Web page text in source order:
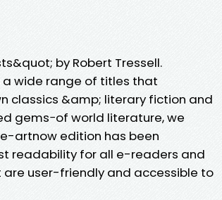
by Robert Tressell.
wide range of titles that
classics &amp; literary fiction and
gems−of world literature, we
artnow edition has been
readability for all e-readers and
are user-friendly and accessible to